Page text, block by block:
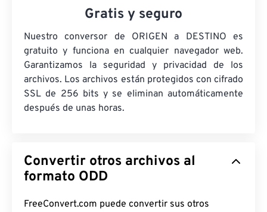
Gratis y seguro
Nuestro conversor de ORIGEN a DESTINO es
gratuito y funciona en cualquier navegador web.
Garantizamos la seguridad y privacidad de los
archivos. Los archivos están protegidos con cifrado
SSL de 256 bits y se eliminan automáticamente
después de unas horas.
Convertir otros archivos al
formato ODD
FreeConvert.com puede convertir sus otros